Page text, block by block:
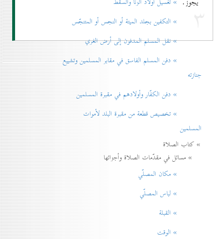
۳» التكفين بجلد الميتة أو النجس أو المتنجّس
» نقل المسلم المدفون إلی أرض الغري
» دفن المسلم الفاسق في مقابر المسلمين وتشييع
جنازته
» دفن الكفّار وأولادهم في مقبرة المسلمين
» تخصيص قطعة من مقبرة البلد لأموات
المسلمين
» كتاب الصلاة
» مسائل في مقدّمات الصلاة وأجزائها
» مكان المصلّي
» لباس المصلّي
» القبلة
» الوقت